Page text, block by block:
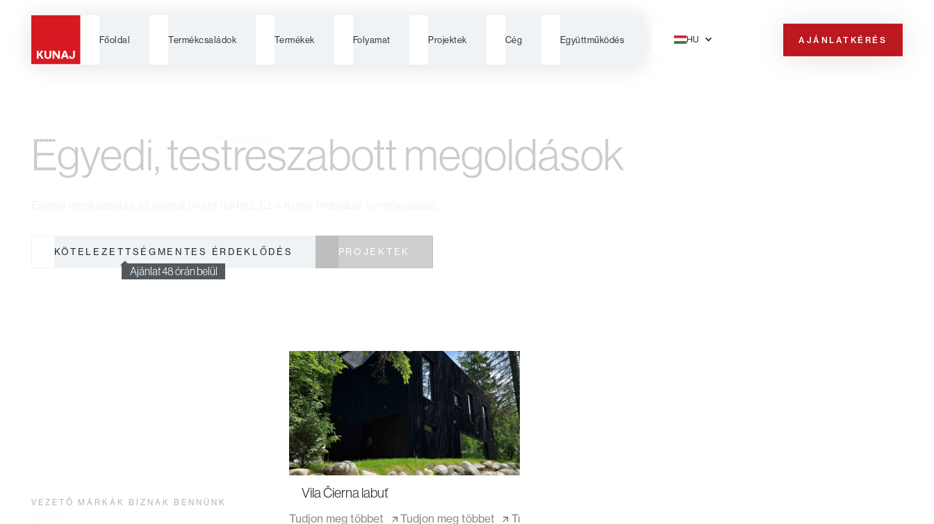
Főoldal Termékcsaládok Termékek Folyamat Projektek Cég Együttműködés HU AJÁNLATKÉRÉS
KATALÓGUS TERMÉKCSALÁDOK
Egyedi, testreszabott megoldások
KÖTELEZETTSÉGMENTES ÉRDEKLŐDÉS
Ajánlat 48 órán belül
PROJEKTEK
VEZETŐ MÁRKÁK BÍZNAK BENNÜNK
Vila Čierna labuť
Tudjon meg többet Tudjon meg többet Tudjon meg többet